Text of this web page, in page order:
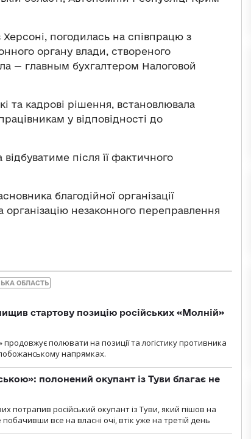
погодилась на співпрацю з
органу влади, створеного
— главным бухгалтером Налоговой
та кадрові рішення, встановлювала
у відповідності до
після її фактичного
благодійної організації
організацію незаконного переправлення
ОБЛАСТЬ
стартову позицію російських «Молній»
полювати на позиції та логістику противника
напрямках.
полонений окупант із Туви благає не
потрапив російський окупант із Туви, який пішов на
все на власні очі, втік уже на третій день